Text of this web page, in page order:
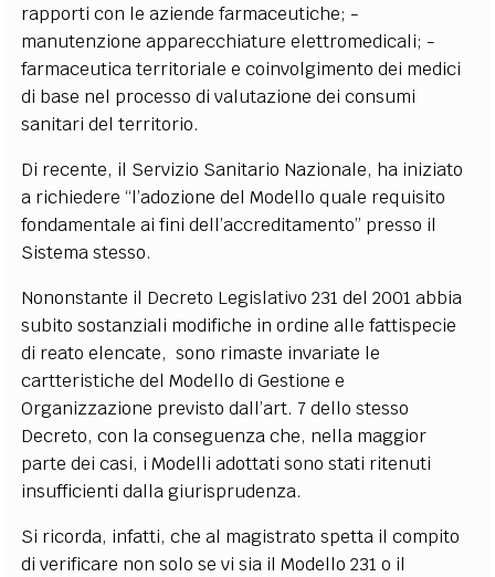
rapporti con le aziende farmaceutiche; -
manutenzione apparecchiature elettromedicali; -
farmaceutica territoriale e coinvolgimento dei medici
di base nel processo di valutazione dei consumi
sanitari del territorio.
Di recente, il Servizio Sanitario Nazionale, ha iniziato
a richiedere “l’adozione del Modello quale requisito
fondamentale ai fini dell’accreditamento” presso il
Sistema stesso.
Nononstante il Decreto Legislativo 231 del 2001 abbia
subito sostanziali modifiche in ordine alle fattispecie
di reato elencate, sono rimaste invariate le
cartteristiche del Modello di Gestione e
Organizzazione previsto dall’art. 7 dello stesso
Decreto, con la conseguenza che, nella maggior
parte dei casi, i Modelli adottati sono stati ritenuti
insufficienti dalla giurisprudenza.
Si ricorda, infatti, che al magistrato spetta il compito
di verificare non solo se vi sia il Modello 231 o il